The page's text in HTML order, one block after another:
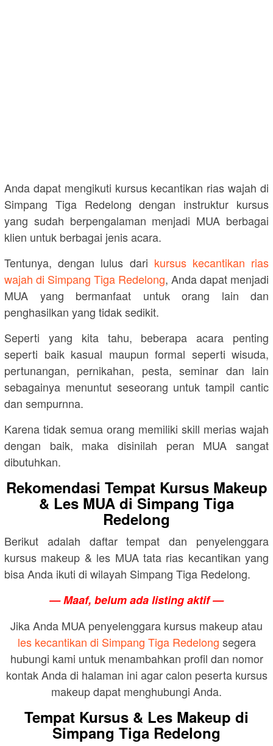
Anda dapat mengikuti kursus kecantikan rias wajah di
Simpang Tiga Redelong dengan instruktur kursus
yang sudah berpengalaman menjadi MUA berbagai
klien untuk berbagai jenis acara.
Tentunya, dengan lulus dari kursus kecantikan rias
wajah di Simpang Tiga Redelong, Anda dapat menjadi
MUA yang bermanfaat untuk orang lain dan
penghasilkan yang tidak sedikit.
Seperti yang kita tahu, beberapa acara penting
seperti baik kasual maupun formal seperti wisuda,
pertunangan, pernikahan, pesta, seminar dan lain
sebagainya menuntut seseorang untuk tampil cantic
dan sempurnna.
Karena tidak semua orang memiliki skill merias wajah
dengan baik, maka disinilah peran MUA sangat
dibutuhkan.
Rekomendasi Tempat Kursus Makeup
& Les MUA di Simpang Tiga
Redelong
Berikut adalah daftar tempat dan penyelenggara
kursus makeup & les MUA tata rias kecantikan yang
bisa Anda ikuti di wilayah Simpang Tiga Redelong.
— Maaf, belum ada listing aktif —
Jika Anda MUA penyelenggara kursus makeup atau
les kecantikan di Simpang Tiga Redelong segera
hubungi kami untuk menambahkan profil dan nomor
kontak Anda di halaman ini agar calon peserta kursus
makeup dapat menghubungi Anda.
Tempat Kursus & Les Makeup di
Simpang Tiga Redelong